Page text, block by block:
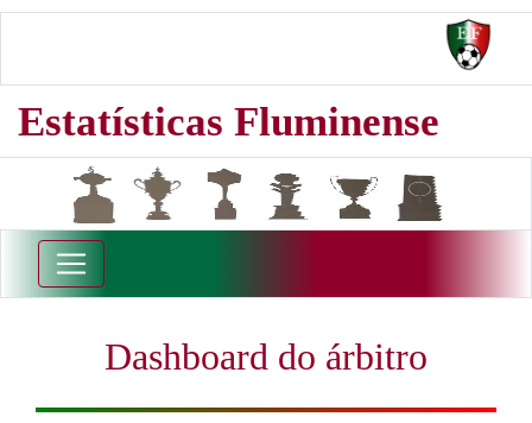
Estatísticas Fluminense
Dashboard do árbitro